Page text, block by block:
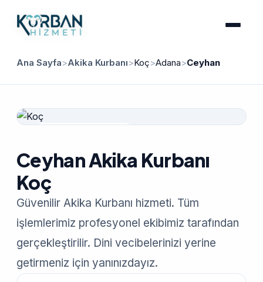
Ana Sayfa>Akika Kurbanı>Koç>Adana>Ceyhan
Ceyhan Akika Kurbanı
Koç
Güvenilir Akika Kurbanı hizmeti. Tüm
işlemlerimiz profesyonel ekibimiz tarafından
gerçekleştirilir. Dini vecibelerinizi yerine
getirmeniz için yanınızdayız.